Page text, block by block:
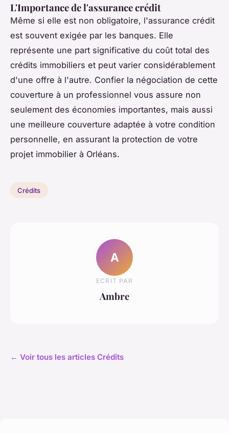
L'Importance de l'assurance crédit
Même si elle est non obligatoire, l'assurance crédit
est souvent exigée par les banques. Elle
représente une part significative du coût total des
crédits immobiliers et peut varier considérablement
d'une offre à l'autre. Confier la négociation de cette
couverture à un professionnel vous assure non
seulement des économies importantes, mais aussi
une meilleure couverture adaptée à votre condition
personnelle, en assurant la protection de votre
projet immobilier à Orléans.
Crédits
A
ECRIT PAR
Ambre
← Voir tous les articles Crédits